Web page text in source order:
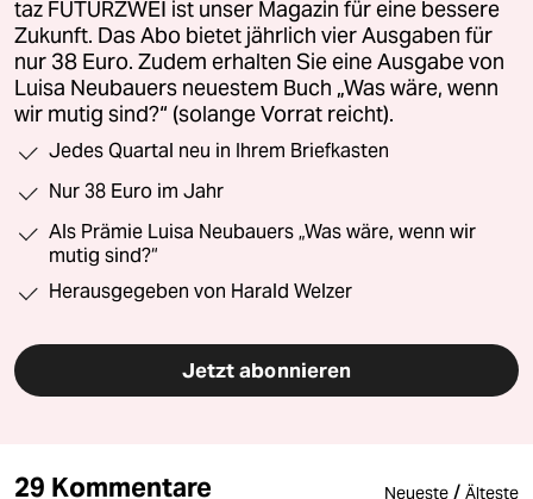
taz FUTURZWEI ist unser Magazin für eine bessere
Zukunft. Das Abo bietet jährlich vier Ausgaben für
nur 38 Euro. Zudem erhalten Sie eine Ausgabe von
Luisa Neubauers neuestem Buch „Was wäre, wenn
wir mutig sind?“ (solange Vorrat reicht).
Jedes Quartal neu in Ihrem Briefkasten
Nur 38 Euro im Jahr
Als Prämie Luisa Neubauers „Was wäre, wenn wir
mutig sind?“
Herausgegeben von Harald Welzer
Jetzt abonnieren
29 Kommentare Neueste / Älteste